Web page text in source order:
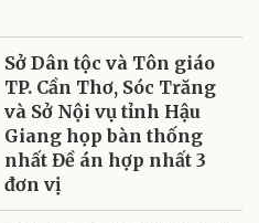
Sở Dân tộc và Tôn giáo
TP. Cần Thơ, Sóc Trăng
và Sở Nội vụ tỉnh Hậu
Giang họp bàn thống
nhất Đề án hợp nhất 3
đơn vị